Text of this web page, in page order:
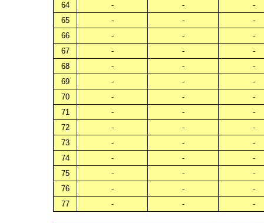
64
- -
-
65
- -
-
66
- -
-
67
- -
-
68
- -
-
69
- -
-
70
- -
-
71
- -
-
72
- -
-
73
- -
-
74
- -
-
75
- -
-
76
- -
-
77
- - -